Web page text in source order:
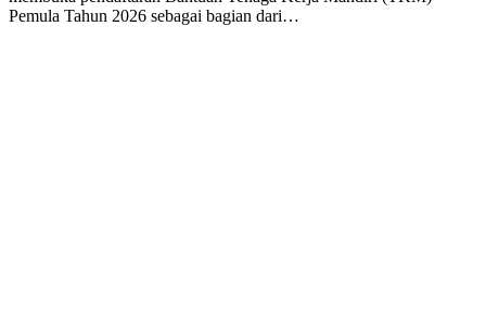
Pemula Tahun 2026 sebagai bagian dari…